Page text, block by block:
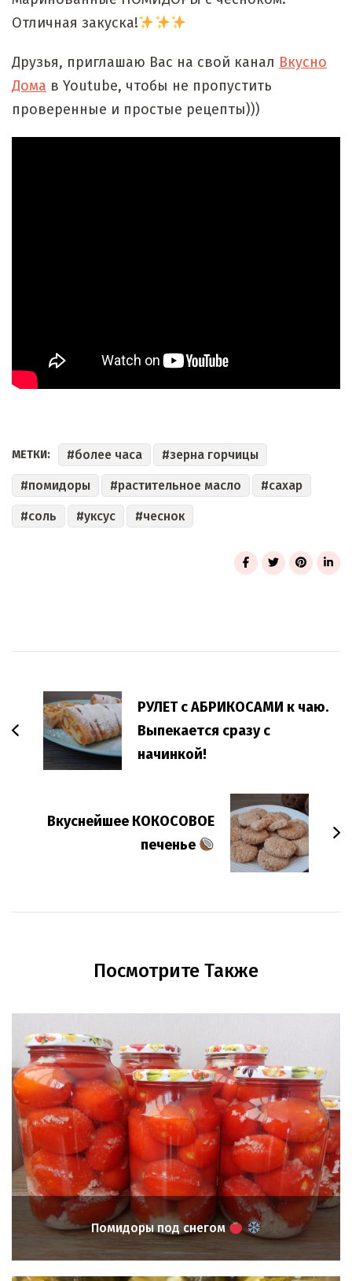
Отличная закуска!
Друзья, приглашаю Вас на свой канал Вкусно
Дома в Youtube, чтобы не пропустить
проверенные и простые рецепты)))
МЕТКИ: более часа зерна горчицы
помидоры растительное масло сахар
соль уксус чеснок
Navigation
РУЛЕТ с АБРИКОСАМИ к чаю.
Выпекается сразу с
начинкой!
Вкуснейшее КОКОСОВОЕ
печенье
Посмотрите Также
Помидоры под снегом